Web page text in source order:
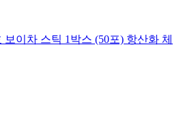
보이차 스틱 1박스 (50포) 항산화 체